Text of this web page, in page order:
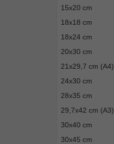
15x20 cm
18x18 cm
18x24 cm
20x30 cm
21x29,7 cm (A4)
24x30 cm
28x35 cm
29,7x42 cm (A3)
30x40 cm
30x45 cm